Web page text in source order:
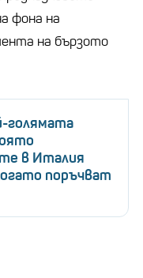
фона на
на бързото
голямата
в Италия
поръчват